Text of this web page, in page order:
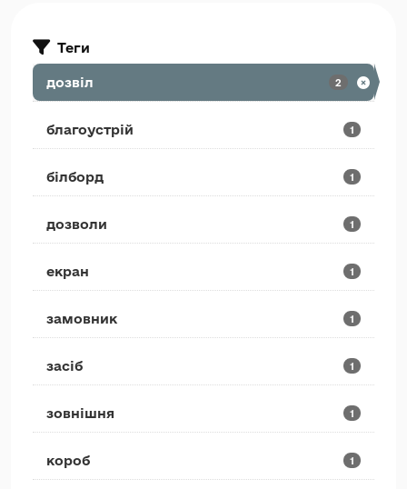
Теги
дозвіл 2
благоустрій 1
білборд 1
дозволи 1
екран 1
замовник 1
засіб 1
зовнішня 1
короб 1